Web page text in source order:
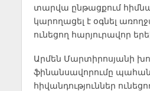
տարվա ընթացքում
կարողացել է օգնել
ունեցող հարյուրավոր
Արմեն Մարտիրոսյանի
ֆինանսավորումը
հիվանդություններ